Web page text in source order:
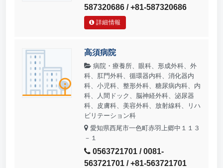
587320686 / +81-587320686
詳細情報
高須病院
病院・療養所、眼科、形成外科、外
科、肛門外科、循環器内科、消化器内
科、小児科、整形外科、糖尿病内科、内
科、人間ドック、脳神経外科、泌尿器
科、皮膚科、美容外科、放射線科、リハ
ビリテーション科
愛知県西尾市一色町赤羽上郷中１１３
－１
0563721701 / 0081-
563721701 / +81-563721701